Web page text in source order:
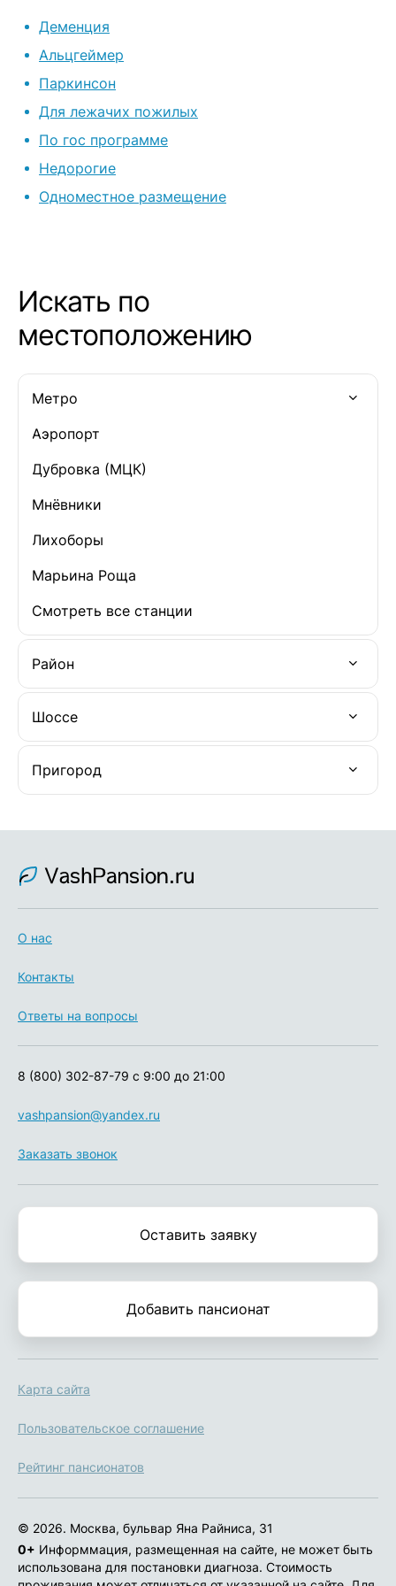
огромное!
Деменция
Альцгеймер
Паркинсон
Для лежачих пожилых
По гос программе
Недорогие
Одноместное размещение
Искать по
местоположению
Метро
Аэропорт
Дубровка (МЦК)
Мнёвники
Лихоборы
Марьина Роща
Смотреть все станции
Район
Шоссе
Пригород
О нас
Контакты
Ответы на вопросы
vashpansion@yandex.ru
8 (800) 302-87-79 с 9:00 до 21:00
Заказать звонок
Оставить заявку
Добавить пансионат
Карта сайта
Пользовательское соглашение
Рейтинг пансионатов
© 2026. Москва, бульвар Яна Райниса, 31
0+ Информмация, размещенная на сайте, не может быть
использована для постановки диагноза. Стоимость